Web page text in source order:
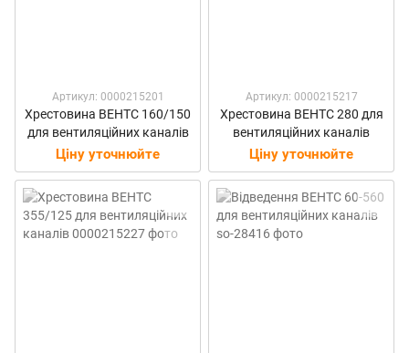
Артикул: 0000215201
Хрестовина ВЕНТС 160/150
для вентиляційних каналів
Ціну уточнюйте
Артикул: 0000215217
Хрестовина ВЕНТС 280 для
вентиляційних каналів
Ціну уточнюйте